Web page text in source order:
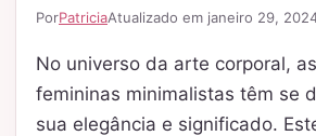
PorPatriciaAtualizado em janeiro 29,
No universo da arte corporal,
femininas minimalistas têm se
sua elegância e significado.